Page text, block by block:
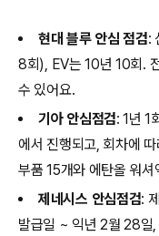
현대 블루 안심 점검:
8회), EV는 10년 10회.
수 있어요.
기아 안심점검: 1년 1
에서 진행되고, 회차에
부품 15개와 에탄올 워
제네시스 안심점검:
발급일 ~ 익년 2월 28일